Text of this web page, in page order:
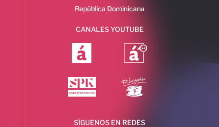
República Dominicana
CANALES YOUTUBE
SÍGUENOS EN REDES